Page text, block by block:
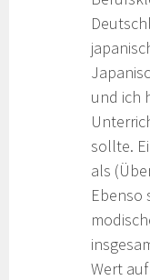
und ich
sollte.
als
Ebenso
Wert